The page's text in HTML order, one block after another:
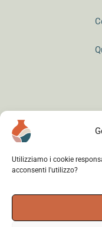
Utilizziamo i cookie
acconsenti l'utilizzo?